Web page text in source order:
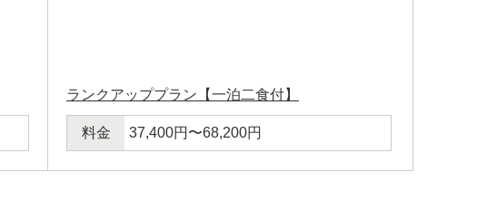
ランクアッププラン【一泊二食付】
料金 37,400円〜68,200円